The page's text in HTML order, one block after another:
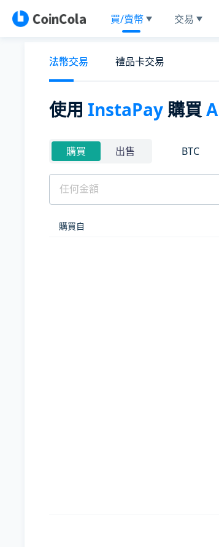
買/賣幣 交易
法幣交易 禮品卡交易
使用 InstaPay 購買 A
購買 出售 BTC
購買自